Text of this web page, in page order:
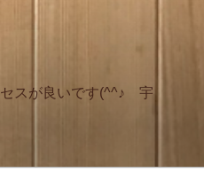
セスが良いです(^^♪ 宇